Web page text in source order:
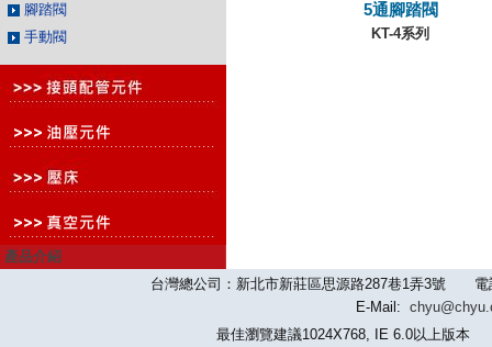
腳踏閥
手動閥
產品介紹
5通腳踏閥
KT-4系列
台灣總公司：新北市新莊區思源路287巷1弄3號
E-Mail:
最佳瀏覽建議1024X768, IE 6.0以上版本